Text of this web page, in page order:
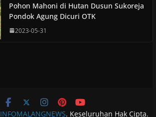
Pohon Mahoni di Hutan Dusun Sukoreja
Pondok Agung Dicuri OTK
2023-05-31
INFOMALANGNEWS. Keseluruhan Hak Cipta.